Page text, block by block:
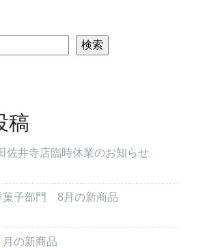
検索
稿
井寺店臨時休業のお知らせ
子部門 8月の新商品
の新商品